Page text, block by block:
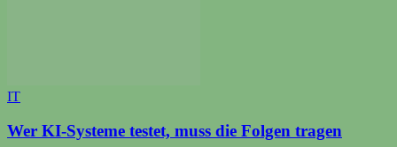
IT
Wer KI-Systeme testet, muss die Folgen tragen